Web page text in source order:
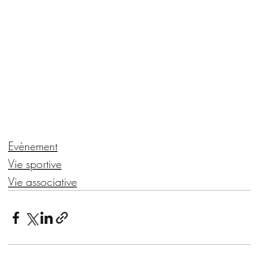
Evènement
Vie sportive
Vie associative